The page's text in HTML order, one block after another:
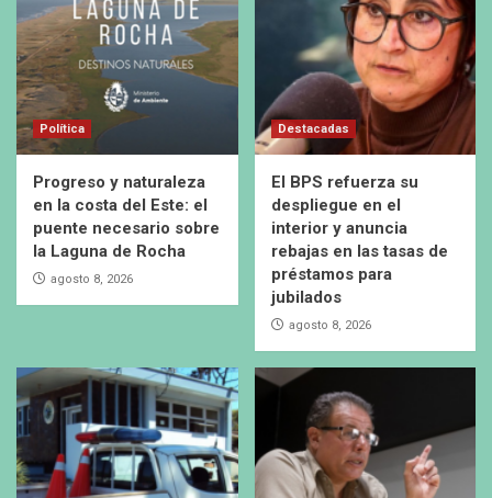
Política
Progreso y naturaleza
en la costa del Este: el
puente necesario sobre
la Laguna de Rocha
agosto 8, 2026
Destacadas
El BPS refuerza su
despliegue en el
interior y anuncia
rebajas en las tasas de
préstamos para
jubilados
agosto 8, 2026